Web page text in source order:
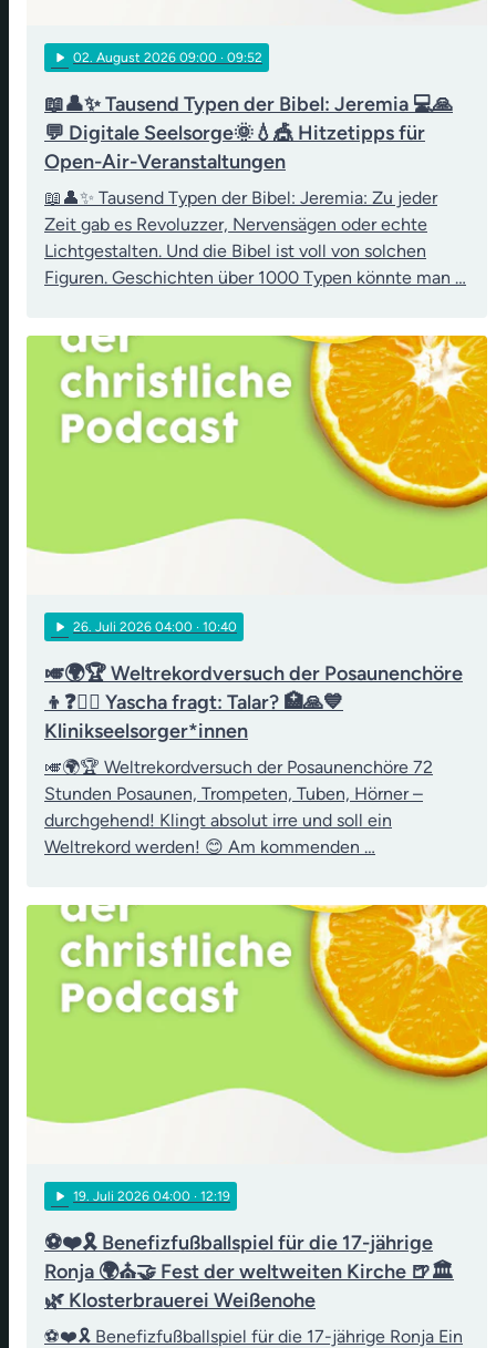
play_arrow 02. August 2026 09:00 · 09:52
📖👤✨ Tausend Typen der Bibel: Jeremia 💻🙏
💬 Digitale Seelsorge🌞💧🎪 Hitzetipps für
Open-Air-Veranstaltungen
📖👤✨ Tausend Typen der Bibel: Jeremia: Zu jeder
Zeit gab es Revoluzzer, Nervensägen oder echte
Lichtgestalten. Und die Bibel ist voll von solchen
Figuren. Geschichten über 1000 Typen könnte man …
play_arrow 26. Juli 2026 04:00 · 10:40
🎺🌍🏆 Weltrekordversuch der Posaunenchöre
👦❓👨‍⚖️ Yascha fragt: Talar? 🏥🙏💙
Klinikseelsorger*innen
🎺🌍🏆 Weltrekordversuch der Posaunenchöre 72
Stunden Posaunen, Trompeten, Tuben, Hörner –
durchgehend! Klingt absolut irre und soll ein
Weltrekord werden! 😊 Am kommenden …
play_arrow 19. Juli 2026 04:00 · 12:19
⚽❤️🎗️ Benefizfußballspiel für die 17-jährige
Ronja 🌍⛪🤝 Fest der weltweiten Kirche 🍺🏛️
🌿 Klosterbrauerei Weißenohe
⚽❤️🎗️ Benefizfußballspiel für die 17-jährige Ronja Ein